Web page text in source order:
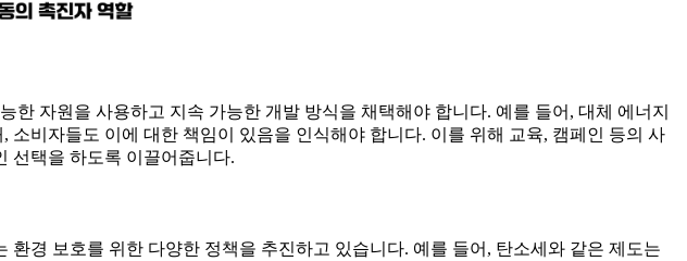
자원을 사용하고 지속 가능한 개발 방식을 채택해야 합니다. 예를 들어, 대체 에너지
비자들도 이에 대한 책임이 있음을 인식해야 합니다. 이를 위해 교육, 캠페인 등의 사
선택을 하도록 이끌어줍니다.
경 보호를 위한 다양한 정책을 추진하고 있습니다. 예를 들어, 탄소세와 같은 제도는